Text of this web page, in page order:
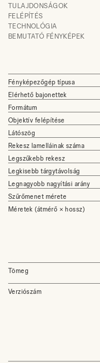
TULAJDONSÁGOK
FELÉPÍTÉS
TECHNOLÓGIA
BEMUTATÓ FÉNYKÉPEK
Fényképezőgép típusa
Elérhető bajonettek
Formátum
Objektív felépítése
Látószög
Rekesz lamelláinak száma
Legszűkebb rekesz
Legkisebb tárgytávolság
Legnagyobb nagyítási arány
Szűrőmenet mérete
Méretek (átmérő × hossz)
Tömeg
Verziószám